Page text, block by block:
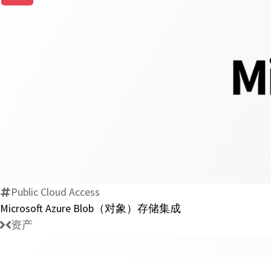
Public Cloud Access
Microsoft Azure Blob（对象）存储集成
资产